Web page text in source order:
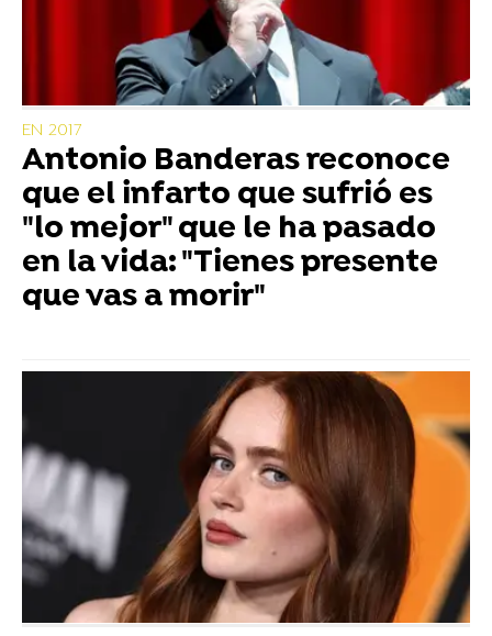
EN 2017
Antonio Banderas reconoce
que el infarto que sufrió es
"lo mejor" que le ha pasado
en la vida: "Tienes presente
que vas a morir"